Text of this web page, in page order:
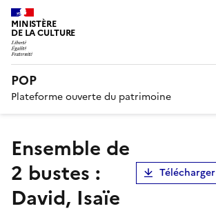
MINISTÈRE
DE LA CULTURE
POP
Plateforme ouverte du patrimoine
ensemble de
2 bustes :
David, Isaïe
Télécharger